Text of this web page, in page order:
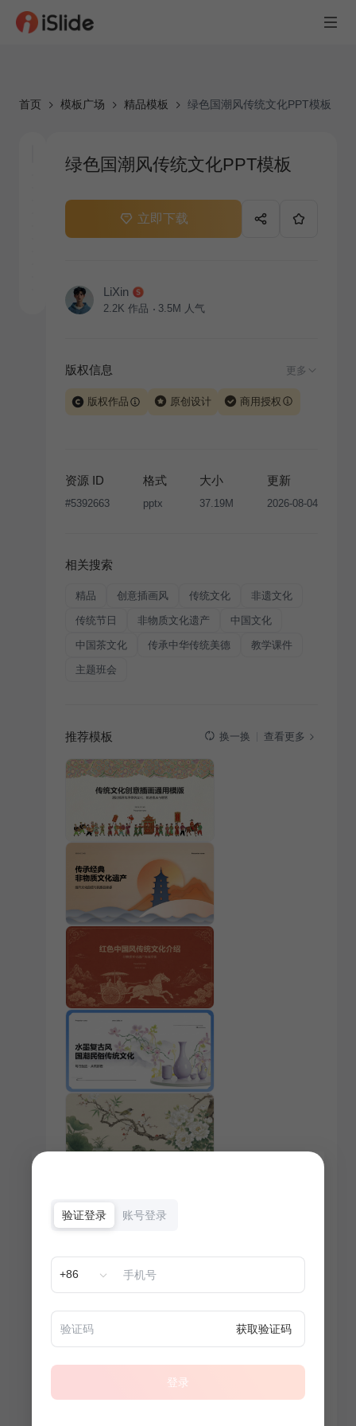
首页 模板广场 精品模板 绿色国潮风传统文化PPT模板
绿色国潮风传统文化PPT模板
立即下载
LiXin
2.2K 作品 3.5M 人气
版权信息 更多
版权作品 原创设计 商用授权
版权声明
条款，禁止任何形式的转让、出售或出租，未
经投权许可任何人不得擅自转载和分发，否则将接照我
资源 ID
#5392663
格式
pptx
大小
37.19M
更新
2026-08-04
相关搜索
精品 创意插画风 传统文化 非遗文化
传统节日 非物质文化遗产 中国文化
中国茶文化 传承中华传统美德 教学课件
主题班会
推荐模板 换一换 查看更多
验证登录 账号登录
+86
获取验证码
登录